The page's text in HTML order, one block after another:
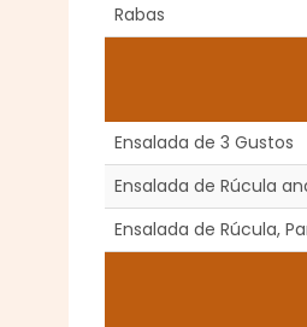
Rabas
Ensalada de 3 Gustos
Ensalada de Rúcula
Ensalada de Rúcula,